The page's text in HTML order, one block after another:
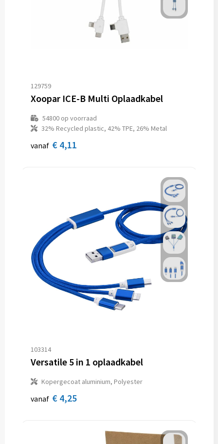
129759
Xoopar ICE-B Multi Oplaadkabel
54800op voorraad
32% Recycled plastic, 42% TPE, 26% Metal
vanaf € 4,11
103314
Versatile 5 in 1 oplaadkabel
Kopergecoat aluminium, Polyester
vanaf € 4,25